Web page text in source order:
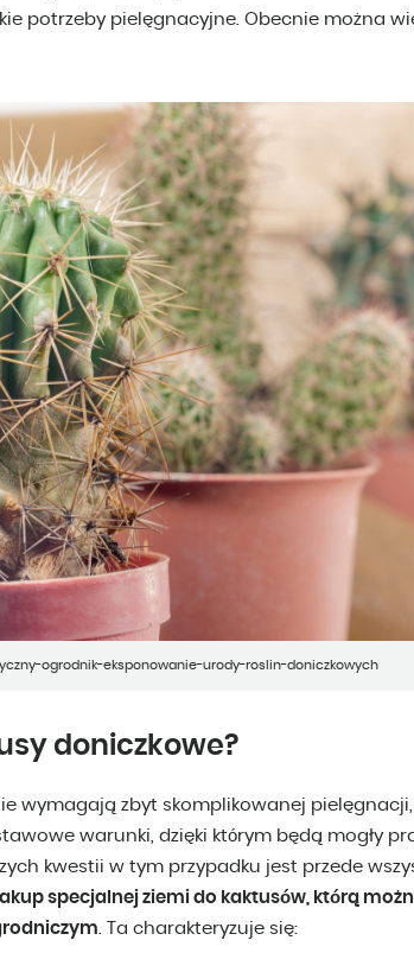
potrzeby pielęgnacyjne. Obecnie można
ogrodnik-eksponowanie-urody-roslin-doniczkowych
doniczkowe?
wymagają zbyt skomplikowanej
warunki, dzięki którym będą mogły
kwestii w tym przypadku jest przede
specjalnej ziemi do kaktusów, którą
. Ta charakteryzuje się: